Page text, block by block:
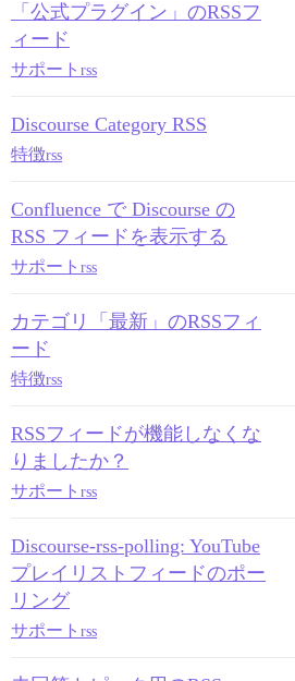
「公式プラグイン」のRSSフ
ィード
サポート rss
Discourse Category RSS
特徴rss
Confluence で Discourse の
RSS フィードを表示する
サポート rss
カテゴリ「最新」のRSSフィ
ード
特徴rss
RSSフィードが機能しなくな
りましたか？
サポート rss
Discourse-rss-polling: YouTube
プレイリストフィードのポー
リング
サポート rss